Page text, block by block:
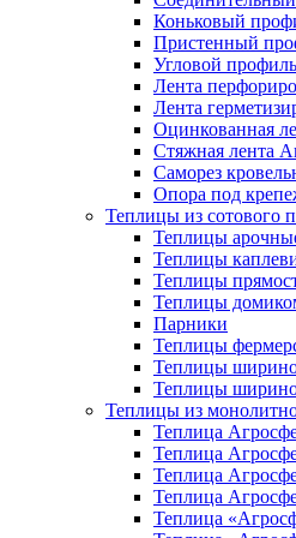
Коньковый
Пристенный
Угловой профиль
Лента
Лента
Оцинкованная
Стяжная лента
Саморез
Опора под
Теплицы из сотового
Теплицы
Теплицы
Теплицы
Теплицы
Парники
Теплицы
Теплицы
Теплицы
Теплицы из
Теплица
Теплица
Теплица
Теплица
Теплица